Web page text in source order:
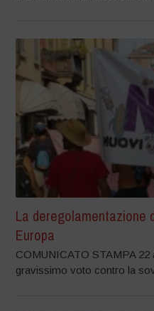
La deregolamentazione
Europa
COMUNICATO STAMPA
gravissimo voto contro la